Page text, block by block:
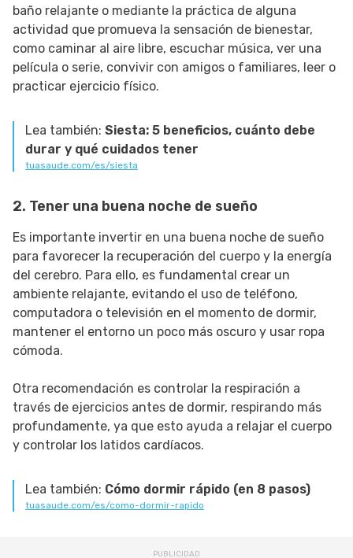
baño relajante o mediante la práctica de alguna
actividad que promueva la sensación de bienestar,
como caminar al aire libre, escuchar música, ver una
película o serie, convivir con amigos o familiares, leer o
practicar ejercicio físico.
Lea también: Siesta: 5 beneficios, cuánto debe
durar y qué cuidados tener
tuasaude.com/es/siesta
2. Tener una buena noche de sueño
Es importante invertir en una buena noche de sueño
para favorecer la recuperación del cuerpo y la energía
del cerebro. Para ello, es fundamental crear un
ambiente relajante, evitando el uso de teléfono,
computadora o televisión en el momento de dormir,
mantener el entorno un poco más oscuro y usar ropa
cómoda.
Otra recomendación es controlar la respiración a
través de ejercicios antes de dormir, respirando más
profundamente, ya que esto ayuda a relajar el cuerpo
y controlar los latidos cardíacos.
Lea también: Cómo dormir rápido (en 8 pasos)
tuasaude.com/es/como-dormir-rapido